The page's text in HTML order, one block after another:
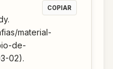
material-
de-
02).
COPIAR